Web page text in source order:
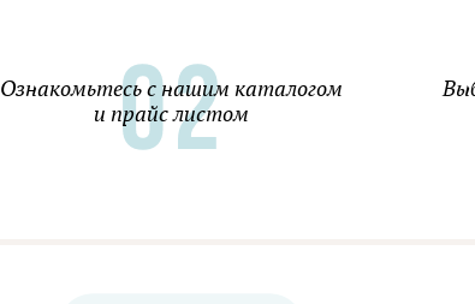
Ознакомьтесь с нашим каталогом
и прайс листом